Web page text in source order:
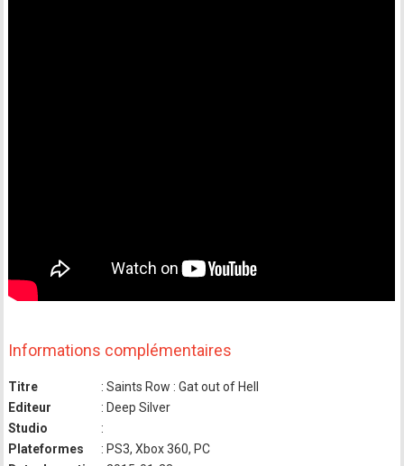
Informations complémentaires
Titre
: Saints Row : Gat out of Hell
Editeur
: Deep Silver
Studio
:
Plateformes
: PS3, Xbox 360, PC